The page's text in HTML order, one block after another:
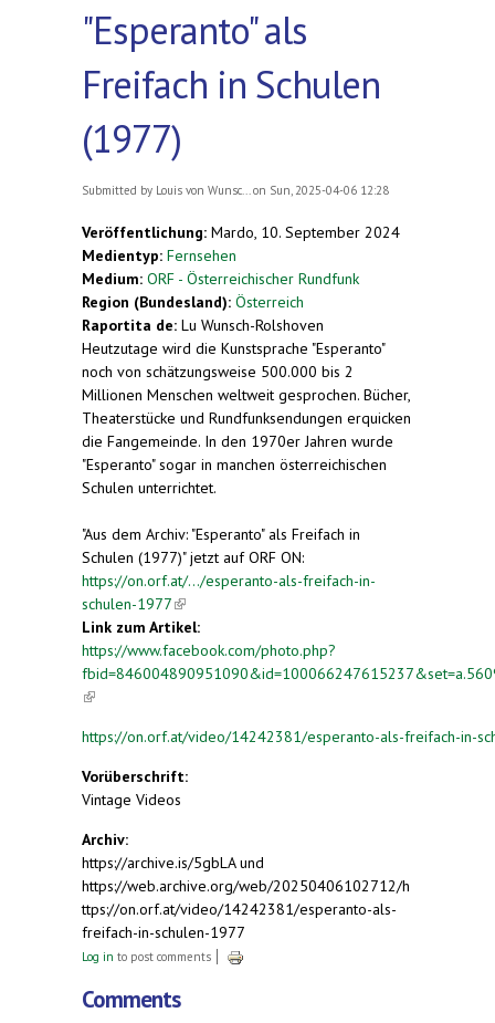
"Esperanto" als
Freifach in Schulen
(1977)
Submitted by Louis von Wunsc... on Sun, 2025-04-06 12:28
Veröffentlichung: Mardo, 10. September 2024
Medientyp: Fernsehen
Medium: ORF - Österreichischer Rundfunk
Region (Bundesland): Österreich
Raportita de: Lu Wunsch-Rolshoven
Heutzutage wird die Kunstsprache "Esperanto"
noch von schätzungsweise 500.000 bis 2
Millionen Menschen weltweit gesprochen. Bücher,
Theaterstücke und Rundfunksendungen erquicken
die Fangemeinde. In den 1970er Jahren wurde
"Esperanto" sogar in manchen österreichischen
Schulen unterrichtet.
"Aus dem Archiv: "Esperanto" als Freifach in
Schulen (1977)" jetzt auf ORF ON:
https://on.orf.at/.../esperanto-als-freifach-in-
schulen-1977(link is external)
Link zum Artikel:
https://www.facebook.com/photo.php?
(link is external)
https://on.orf.at/video/14242381/esperanto-als-freifach-in-
Vorüberschrift:
Vintage Videos
Archiv:
https://archive.is/5gbLA und
https://web.archive.org/web/20250406102712/h
ttps://on.orf.at/video/14242381/esperanto-als-
freifach-in-schulen-1977
Log in to post comments
Comments